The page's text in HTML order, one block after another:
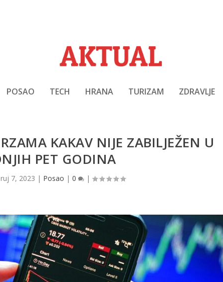
POSAO TECH HRANA TURIZAM ZDRAVLJE
KAKAV NIJE ZABILJEŽEN U
PET GODINA
ruj 7, 2023 | Posao |0 |